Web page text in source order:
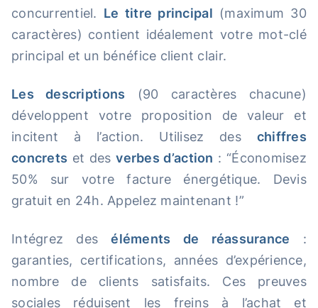
concurrentiel. Le titre principal (maximum 30
caractères) contient idéalement votre mot-clé
principal et un bénéfice client clair.
Les descriptions (90 caractères chacune)
développent votre proposition de valeur et
incitent à l’action. Utilisez des chiffres
concrets et desverbes d’action : “Économisez
50% sur votre facture énergétique. Devis
gratuit en 24h. Appelez maintenant !”
Intégrez deséléments de réassurance :
garanties, certifications, années d’expérience,
nombre de clients satisfaits. Ces preuves
sociales réduisent les freins à l’achat et